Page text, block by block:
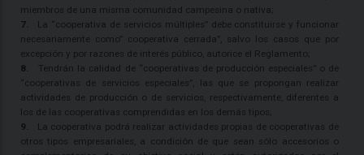
miembros de una misma comunidad campesina o nativa;
7. La “cooperativa de servicios múltiples” debe constituirse y funcionar
necesariamente como” cooperativa cerrada”, salvo los casos que por
excepción y por razones de interés público, autorice el Reglamento;
8. Tendrán la calidad de “cooperativas de producción especiales” o de
“cooperativas de servicios especiales”, las que se propongan realizar
actividades de producción o de servicios, respectivamente, diferentes a
los de las cooperativas comprendidas en los demás tipos;
9. La cooperativa podrá realizar actividades propias de cooperativas de
otros tipos empresariales, a condición de que sean sólo accesorios o